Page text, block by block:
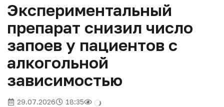
Экспериментальный
препарат снизил число
запоев у пациентов с
алкогольной
зависимостью
29.07.2026 18:35